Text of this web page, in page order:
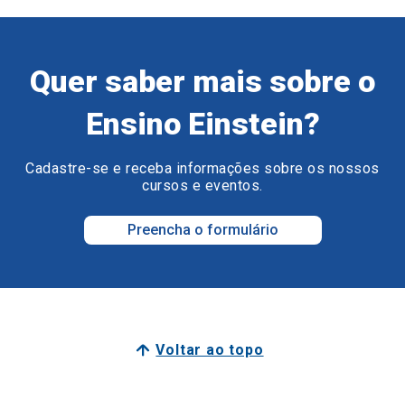
Quer saber mais sobre o
Ensino Einstein?
Cadastre-se e receba informações sobre os nossos
cursos e eventos.
Preencha o formulário
Voltar ao topo